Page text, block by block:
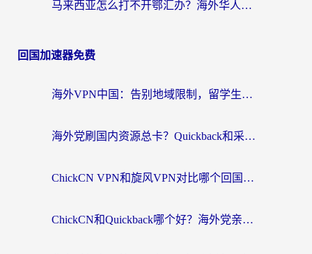
马来西亚怎么打不开鄂汇办？海外华人必备的回国加速指南，解决追剧、办事、阅读难题
回国加速器免费
海外VPN中国：告别地域限制，留学生与华人如何轻松刷国内剧、玩国服？
海外党刷国内资源总卡？Quickback和采集蜂好用吗？这篇指南帮你避坑
ChickCN VPN和旋风VPN对比哪个回国效果更好？海外党亲测实用指南
ChickCN和Quickback哪个好？海外党亲测回国加速器，轻松解锁国内资源（附避坑指南）